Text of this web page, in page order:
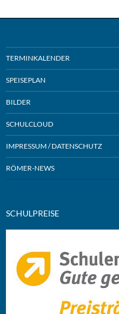
TERMINKALENDER
SPEISEPLAN
BILDER
SCHULCLOUD
IMPRESSUM / DATENSCHUTZ
RÖMER-NEWS
SCHULPREISE